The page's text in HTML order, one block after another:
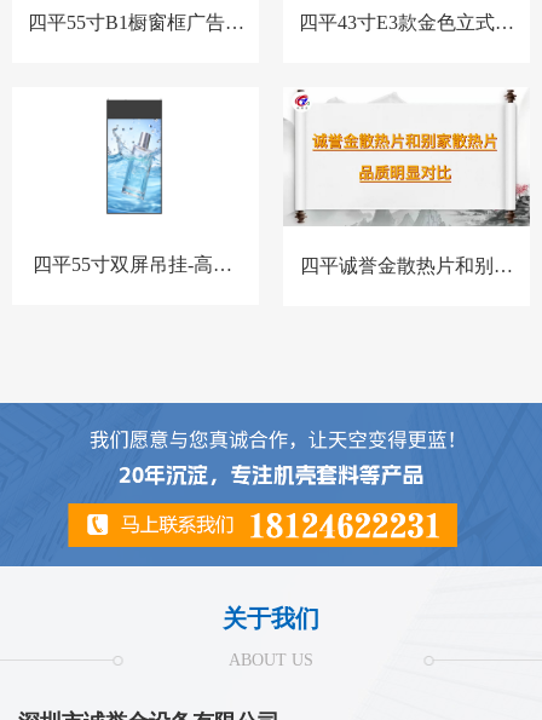
四平55寸B1橱窗框广告机
四平43寸E3款金色立式橱
四平55寸双屏吊挂-高亮-
四平诚誉金散热片和别家
关于我们
ABOUT US